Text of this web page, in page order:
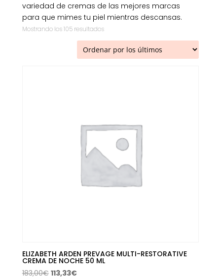
variedad de cremas de las mejores marcas
para que mimes tu piel mientras descansas.
Mostrando los 105 resultadosOrdenado
por
los
ELIZABETH ARDEN PREVAGE MULTI-RESTORATIVE
CREMA DE NOCHE 50 ML
183,00€ El
113,33€El